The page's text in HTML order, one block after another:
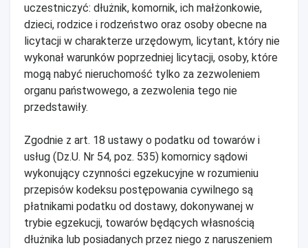
uczestniczyć: dłużnik, komornik, ich małżonkowie,
dzieci, rodzice i rodzeństwo oraz osoby obecne na
licytacji w charakterze urzędowym, licytant, który nie
wykonał warunków poprzedniej licytacji, osoby, które
mogą nabyć nieruchomość tylko za zezwoleniem
organu państwowego, a zezwolenia tego nie
przedstawiły.
Zgodnie z art. 18 ustawy o podatku od towarów i
usług (Dz.U. Nr 54, poz. 535) komornicy sądowi
wykonujący czynności egzekucyjne w rozumieniu
przepisów kodeksu postępowania cywilnego są
płatnikami podatku od dostawy, dokonywanej w
trybie egzekucji, towarów będących własnością
dłużnika lub posiadanych przez niego z naruszeniem